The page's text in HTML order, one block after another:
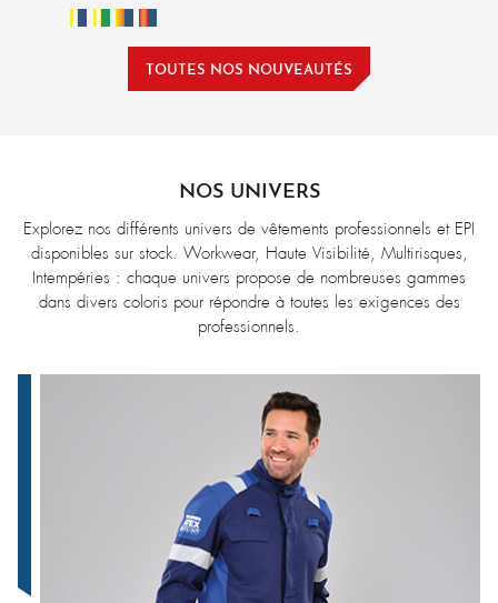
TOUTES NOS NOUVEAUTÉS
NOS UNIVERS
Explorez nos différents univers de vêtements professionnels et EPI
disponibles sur stock. Workwear, Haute Visibilité, Multirisques,
Intempéries : chaque univers propose de nombreuses gammes
dans divers coloris pour répondre à toutes les exigences des
professionnels.